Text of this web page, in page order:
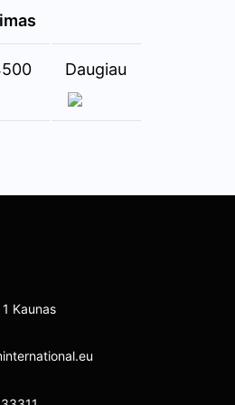
Daugiau
Kaunas